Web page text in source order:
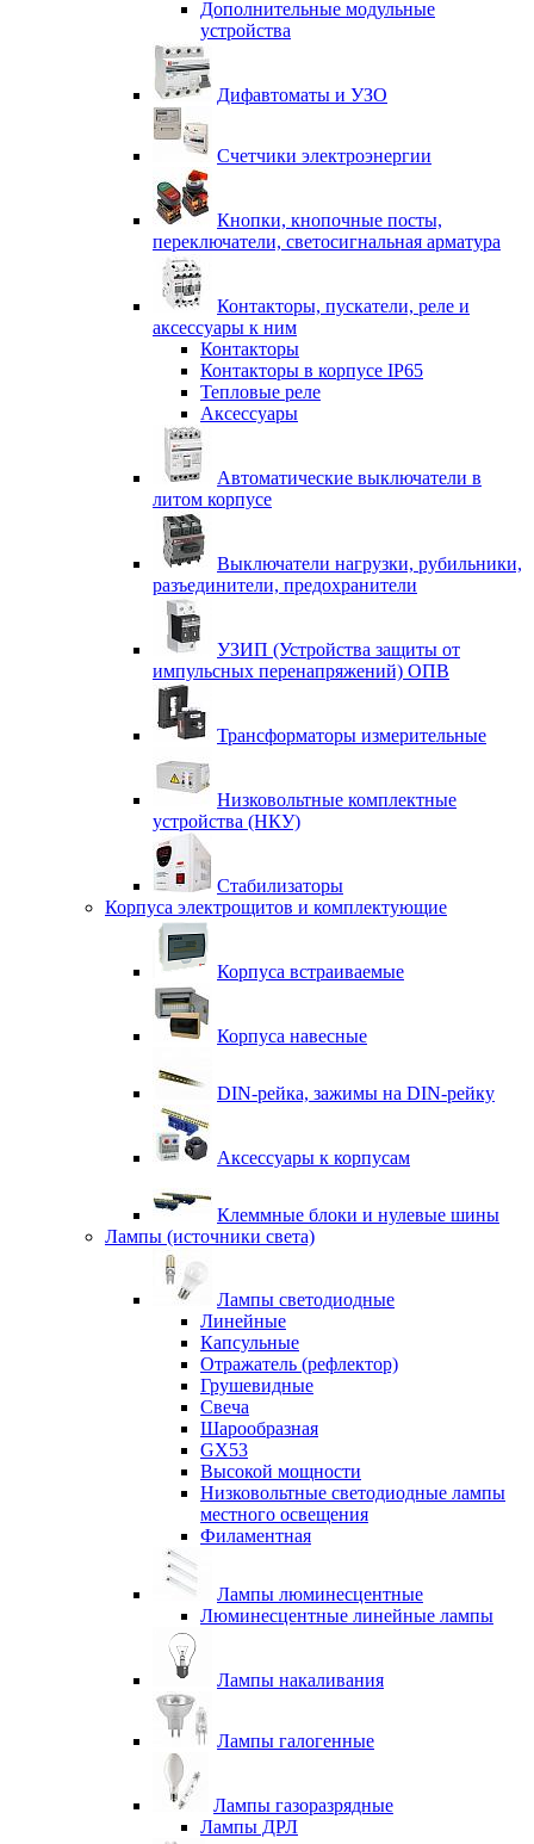
Дополнительные модульные
устройства
Дифавтоматы и УЗО
Счетчики электроэнергии
Кнопки, кнопочные посты,
переключатели, светосигнальная арматура
Контакторы, пускатели, реле и
аксессуары к ним
Контакторы
Контакторы в корпусе IP65
Тепловые реле
Аксессуары
Автоматические выключатели в
литом корпусе
Выключатели нагрузки, рубильники,
разъединители, предохранители
УЗИП (Устройства защиты от
импульсных перенапряжений) ОПВ
Трансформаторы измерительные
Низковольтные комплектные
устройства (НКУ)
Стабилизаторы
Корпуса электрощитов и комплектующие
Корпуса встраиваемые
Корпуса навесные
DIN-рейка, зажимы на DIN-рейку
Аксессуары к корпусам
Клеммные блоки и нулевые шины
Лампы (источники света)
Лампы светодиодные
Линейные
Капсульные
Отражатель (рефлектор)
Грушевидные
Свеча
Шарообразная
GX53
Высокой мощности
Низковольтные светодиодные лампы
местного освещения
Филаментная
Лампы люминесцентные
Люминесцентные линейные лампы
Лампы накаливания
Лампы галогенные
Лампы газоразрядные
Лампы ДРЛ